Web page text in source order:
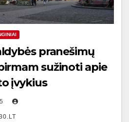
pranešimų
sužinoti apie
įvykius